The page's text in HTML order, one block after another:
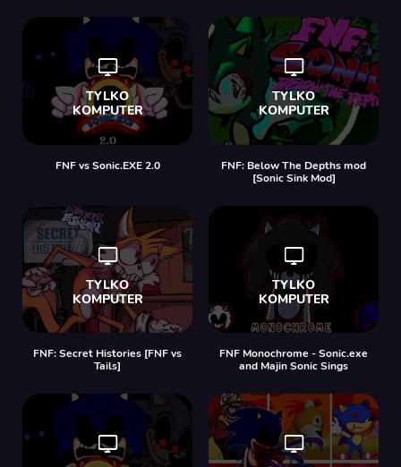
FNF vs Sonic.EXE 2.0
FNF: Below The Depths mod
[Sonic Sink Mod]
FNF: Secret Histories [FNF vs
Tails]
FNF Monochrome - Sonic.exe
and Majin Sonic Sings